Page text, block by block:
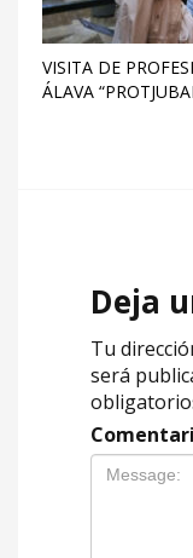
VISITA DE
ÁLAVA
Deja
Tu
será